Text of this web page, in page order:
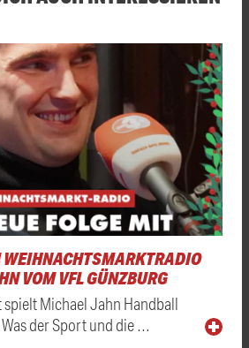
WEIHNACHTSMARKTRADIO
VOM VFL GÜNZBURG
Michael Jahn Handball
der Sport und die …